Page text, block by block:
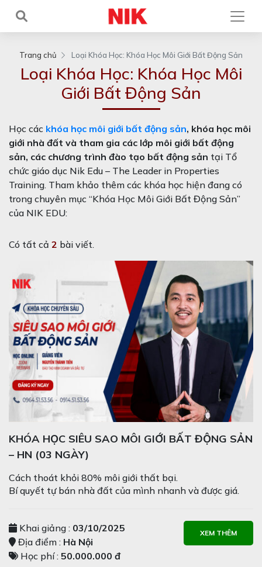
Trang chủ Loại Khóa Học: Khóa Học Môi Giới Bất Động Sản
Loại Khóa Học: Khóa Học Môi
Giới Bất Động Sản
Học các khóa học môi giới bất động sản, khóa học môi
giới nhà đất và tham gia các lớp môi giới bất động
sản, các chương trình đào tạo bất động sản tại Tổ
chức giáo dục Nik Edu – The Leader in Properties
Training. Tham khảo thêm các khóa học hiện đang có
trong chuyên mục “Khóa Học Môi Giới Bất Động Sản”
của NIK EDU:
Có tất cả 2 bài viết.
KHÓA HỌC SIÊU SAO MÔI GIỚI BẤT ĐỘNG SẢN
– HN (03 NGÀY)
Cách thoát khỏi 80% môi giới thất bại.
Bí quyết tự bán nhà đất của mình nhanh và được giá.
Khai giảng : 03/10/2025
Địa điểm : Hà Nội
Học phí : 50.000.000 đ
XEM THÊM